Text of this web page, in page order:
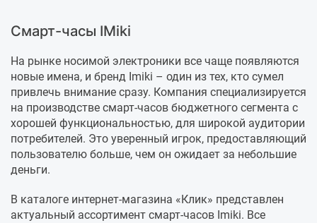
Смарт-часы IMiki
На рынке носимой электроники все чаще появляются
новые имена, и бренд Imiki – один из тех, кто сумел
привлечь внимание сразу. Компания специализируется
на производстве смарт-часов бюджетного сегмента с
хорошей функциональностью, для широкой аудитории
потребителей. Это уверенный игрок, предоставляющий
пользователю больше, чем он ожидает за небольшие
деньги.
В каталоге интернет-магазина «Клик» представлен
актуальный ассортимент смарт-часов Imiki. Все